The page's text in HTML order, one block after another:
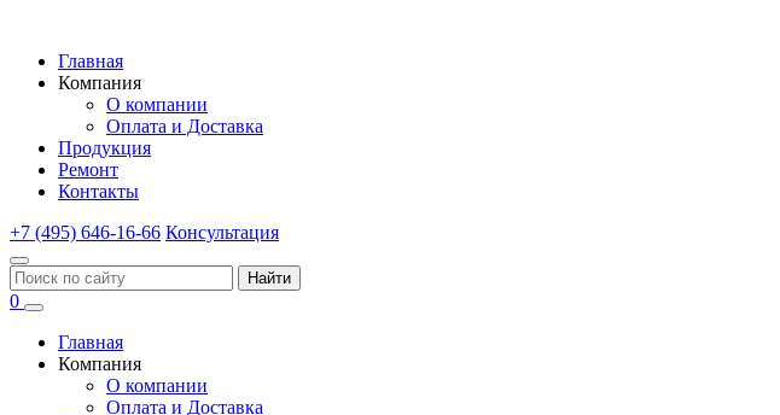
Главная
Компания
О компании
Оплата и Доставка
Продукция
Ремонт
Контакты
+7 (495) 646-16-66 Консультация
Найти
0
Главная
Компания
О компании
Оплата и Доставка